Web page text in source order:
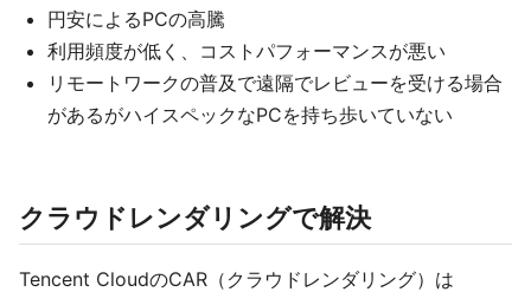
円安によるPCの高騰
利用頻度が低く、コストパフォーマンスが悪い
リモートワークの普及で遠隔でレビューを受ける場合
があるがハイスペックなPCを持ち歩いていない
クラウドレンダリングで解決
Tencent CloudのCAR（クラウドレンダリング）は